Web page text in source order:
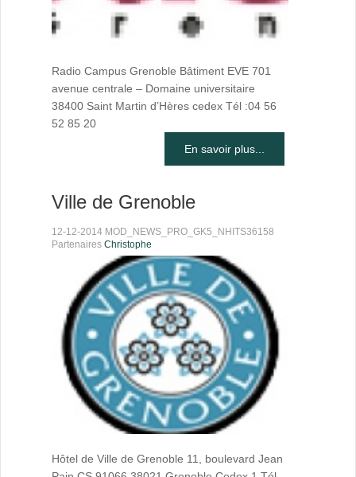
Radio Campus Grenoble Bâtiment EVE 701
avenue centrale – Domaine universitaire
38400 Saint Martin d’Hères cedex Tél :04 56
52 85 20
En savoir plus...
Ville de Grenoble
12-12-2014 MOD_NEWS_PRO_GK5_NHITS36158
Partenaires Christophe
Hôtel de Ville de Grenoble 11, boulevard Jean